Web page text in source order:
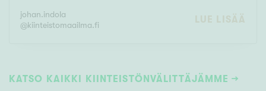
johan.indola
@kiinteistomaailma.fi LUE LISÄÄ
KATSO KAIKKI KIINTEISTÖNVÄLITTÄJÄMME